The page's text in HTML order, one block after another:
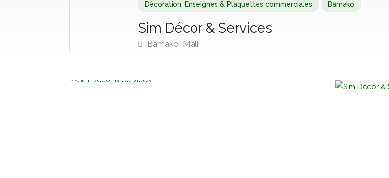
Décoration Enseignes & Plaquettes commerciales Bamako
Sim Décor & Services
Bamako, Mali